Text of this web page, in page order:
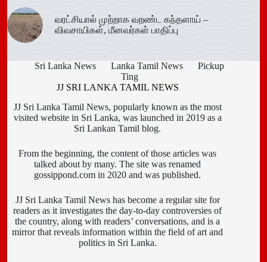
வரட்சியால் முற்றாக வறண்ட கந்தளாய் –
விவசாயிகள், மீனவர்கள் பாதிப்பு
Sri Lanka News Lanka Tamil News
Pickup
Ting
JJ SRI LANKA TAMIL NEWS
JJ Sri Lanka Tamil News, popularly known as the most
visited website in Sri Lanka, was launched in 2019 as a
Sri Lankan Tamil blog.
From the beginning, the content of those articles was
talked about by many. The site was renamed
gossippond.com in 2020 and was published.
JJ Sri Lanka Tamil News has become a regular site for
readers as it investigates the day-to-day controversies of
the country, along with readers’ conversations, and is a
mirror that reveals information within the field of art and
politics in Sri Lanka.